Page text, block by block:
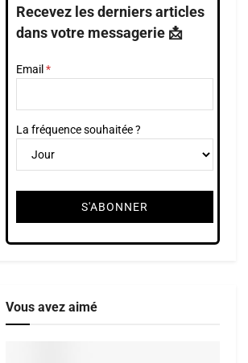
Recevez les derniers articles
dans votre messagerie 📩
Email
La fréquence souhaitée ?
Vous avez aimé